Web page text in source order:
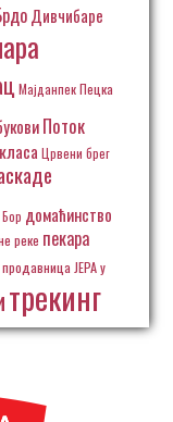
Дивчибаре
Мајданпек Пецка
Поток
Црвени брег
домаћинство
реке пекара
продавница ЈЕРА у
трекинг